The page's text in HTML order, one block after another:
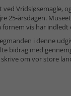
Vridsløsemagle,
25-årsdagen.
vis har
i denne
bidrag med
om vor store